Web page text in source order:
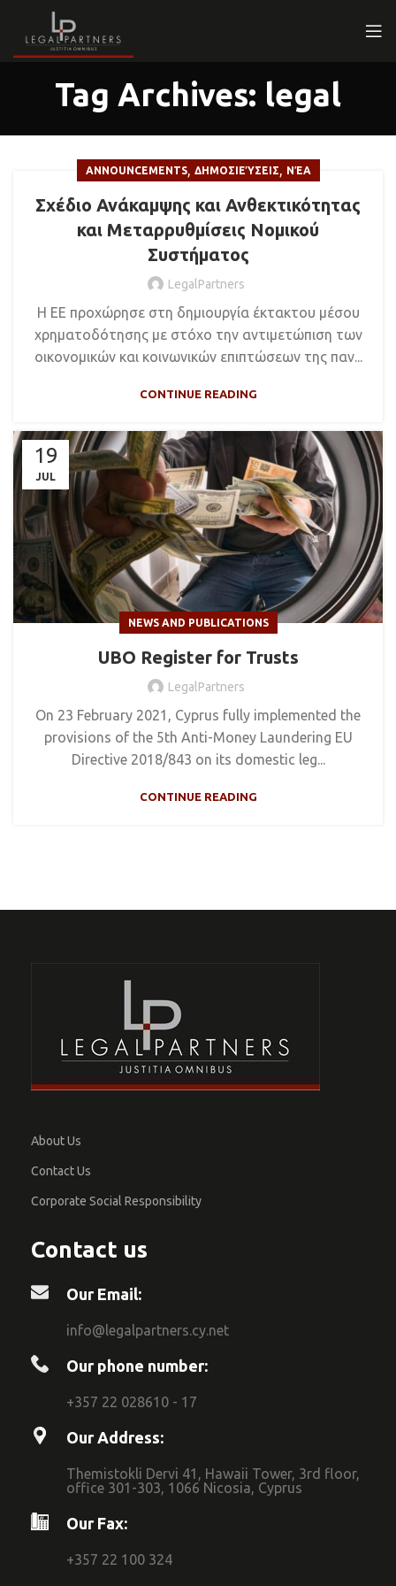
Tag Archives: legal
ANNOUNCEMENTS, ΔΗΜΟΣΙΕΎΣΕΙΣ, ΝΈΑ
Σχέδιο Ανάκαμψης και Ανθεκτικότητας
και Μεταρρυθμίσεις Νομικού
Συστήματος
LegalPartners
Η ΕΕ προχώρησε στη δημιουργία έκτακτου μέσου
χρηματοδότησης με στόχο την αντιμετώπιση των
οικονομικών και κοινωνικών επιπτώσεων της παν...
CONTINUE READING
19
JUL
NEWS AND PUBLICATIONS
UBO Register for Trusts
LegalPartners
On 23 February 2021, Cyprus fully implemented the
provisions of the 5th Anti-Money Laundering EU
Directive 2018/843 on its domestic leg...
CONTINUE READING
About Us
Contact Us
Corporate Social Responsibility
Contact us
Our Email:
info@legalpartners.cy.net
Our phone number:
+357 22 028610 - 17
Our Address:
Themistokli Dervi 41, Hawaii Tower, 3rd floor,
office 301-303, 1066 Nicosia, Cyprus
Our Fax:
+357 22 100 324